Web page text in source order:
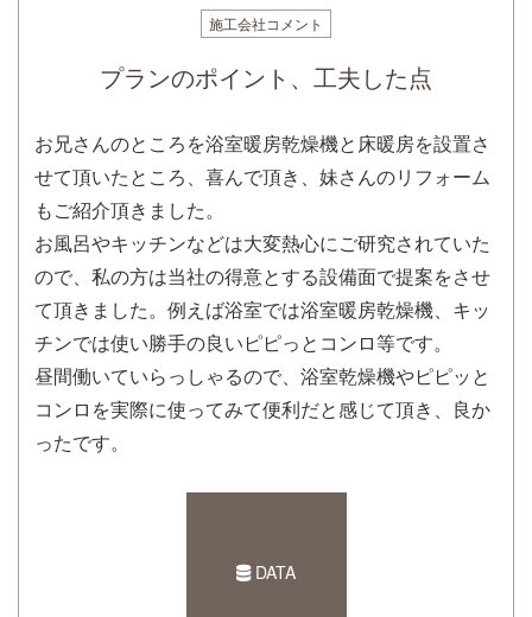
施工会社コメント
プランのポイント、工夫した点
お兄さんのところを浴室暖房乾燥機と床暖房を設置さ
せて頂いたところ、喜んで頂き、妹さんのリフォーム
もご紹介頂きました。
お風呂やキッチンなどは大変熱心にご研究されていた
ので、私の方は当社の得意とする設備面で提案をさせ
て頂きました。例えば浴室では浴室暖房乾燥機、キッ
チンでは使い勝手の良いピピっとコンロ等です。
昼間働いていらっしゃるので、浴室乾燥機やピピッと
コンロを実際に使ってみて便利だと感じて頂き、良か
ったです。
DATA